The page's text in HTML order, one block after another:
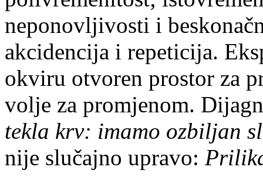
neponovljivosti i
akcidencija i repeticija.
okviru otvoren prostor za
volje za promjenom.
tekla krv: imamo ozbiljan
nije slučajno upravo: